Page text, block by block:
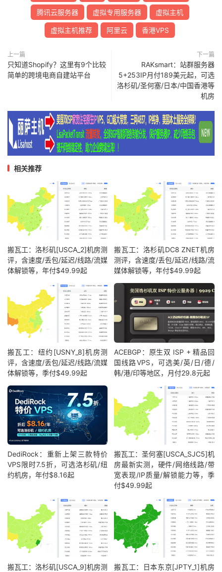
腾讯云服务器 虚拟专用服务器 虚拟主机
虚拟主机推荐 阿里云 香港VPS
上一篇
只知道Shopify？这里有9个比较
简单的跨境电商自建站平台
下一篇
RAKsmart：站群服务器
5+253IP月付189美元起，可选
洛杉矶/圣何塞/日本/中国香港等
机房
相关推荐
搬瓦工：洛杉矶[USCA_2]机房测
评，含速度/丢包/延迟/线路/流媒
体解锁等，年付$49.99起
搬瓦工：洛杉矶DC8 ZNET机房
测评，含速度/丢包/延迟/线路/流
媒体解锁等，年付$49.99起
搬瓦工：纽约[USNY_8]机房测
评，含速度/丢包/延迟/线路/流媒
体解锁等，季付$49.99起
ACEBGP：原生双 ISP + 精品回
国线路VPS，可选美/英/日/德/
韩/港/印等地区，月付29.8元起
DediRock：重新上架三款特价
VPS限时7.5折，可选洛杉矶/纽
约机房，年付$8.16起
搬瓦工：圣何塞[USCA_SJC5]机
房最新实测，硬件/网络线路/带
宽表现/IP质量/解锁能力等，季
付$49.99起
搬瓦工：洛杉矶[USCA_9]机房测
搬瓦工：日本东京[JPTY_1]机房